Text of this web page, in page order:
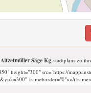
Aitzetmüller Säge Kg-stadtplans zu